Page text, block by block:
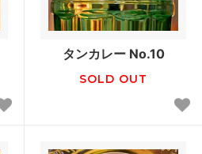
タンカレー No.10
SOLD OUT